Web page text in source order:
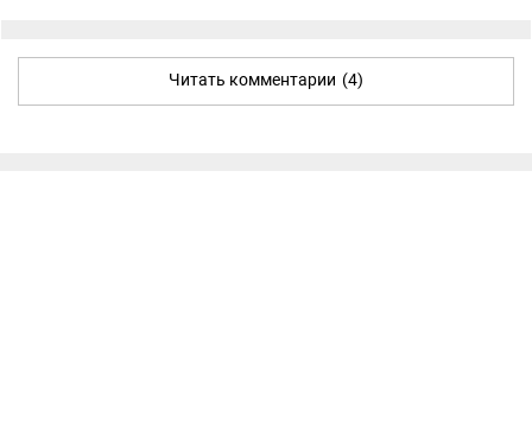
Читать комментарии (4)